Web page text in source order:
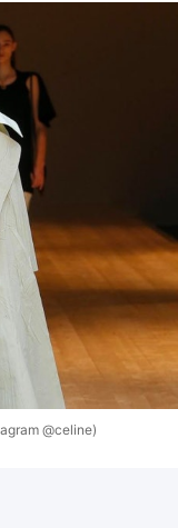
@celine)